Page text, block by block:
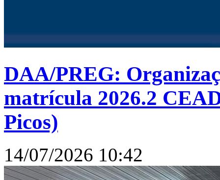
DAA/PREG:
matrícula 2026.2
Picos)
14/07/2026 10:42